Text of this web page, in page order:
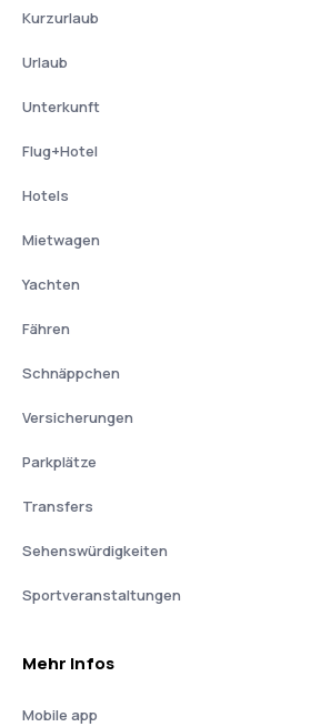
Kurzurlaub
Urlaub
Unterkunft
Flug+Hotel
Hotels
Mietwagen
Yachten
Fähren
Schnäppchen
Versicherungen
Parkplätze
Transfers
Sehenswürdigkeiten
Sportveranstaltungen
Mehr Infos
Mobile app